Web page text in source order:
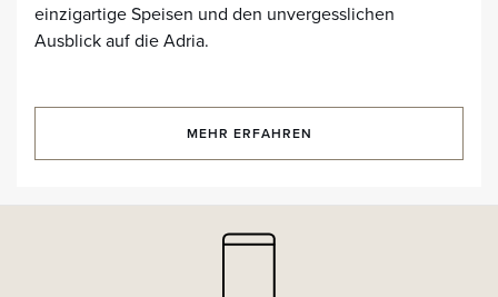
einzigartige Speisen und den unvergesslichen
Ausblick auf die Adria.
MEHR ERFAHREN